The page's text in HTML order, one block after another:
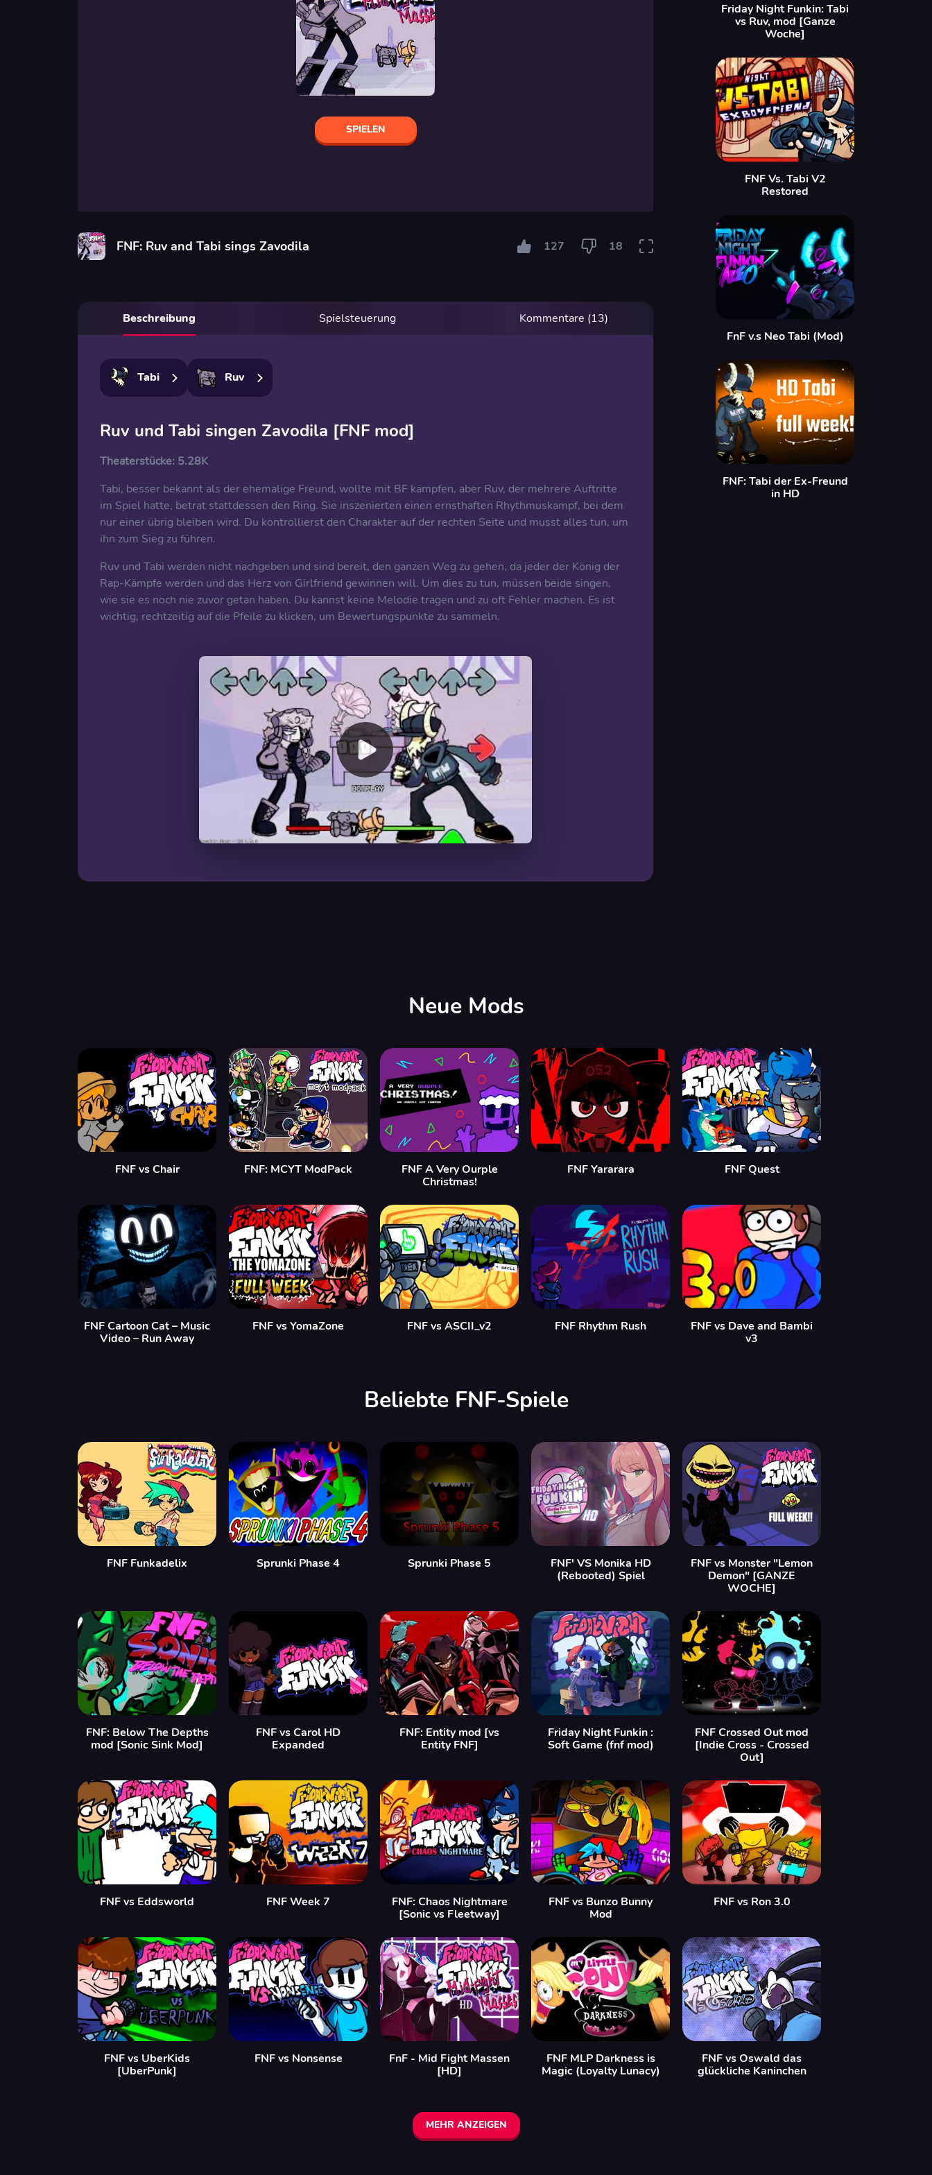
SPIELEN
FNF: Ruv and Tabi sings Zavodila 127 18
Beschreibung Spielsteuerung Kommentare (13)
Tabi Ruv
Ruv und Tabi singen Zavodila [FNF mod]
Theaterstücke: 5.28K
Tabi, besser bekannt als der ehemalige Freund, wollte mit BF kämpfen, aber Ruv, der mehrere Auftritte
im Spiel hatte, betrat stattdessen den Ring. Sie inszenierten einen ernsthaften Rhythmuskampf, bei dem
nur einer übrig bleiben wird. Du kontrollierst den Charakter auf der rechten Seite und musst alles tun, um
ihn zum Sieg zu führen.
Ruv und Tabi werden nicht nachgeben und sind bereit, den ganzen Weg zu gehen, da jeder der König der
Rap-Kämpfe werden und das Herz von Girlfriend gewinnen will. Um dies zu tun, müssen beide singen,
wie sie es noch nie zuvor getan haben. Du kannst keine Melodie tragen und zu oft Fehler machen. Es ist
wichtig, rechtzeitig auf die Pfeile zu klicken, um Bewertungspunkte zu sammeln.
Friday Night Funkin: Tabi
vs Ruv, mod [Ganze
Woche]
FNF Vs. Tabi V2
Restored
FnF v.s Neo Tabi (Mod)
FNF: Tabi der Ex-Freund
in HD
Neue Mods
FNF vs Chair FNF: MCYT ModPack
FNF A Very Ourple
Christmas!
FNF Yararara FNF Quest
FNF Cartoon Cat – Music
Video – Run Away
FNF vs YomaZone FNF vs ASCII_v2 FNF Rhythm Rush
FNF vs Dave and Bambi
v3
Beliebte FNF-Spiele
FNF Funkadelix Sprunki Phase 4 Sprunki Phase 5
FNF' VS Monika HD
(Rebooted) Spiel
FNF vs Monster "Lemon
Demon" [GANZE
WOCHE]
FNF: Below The Depths
mod [Sonic Sink Mod]
FNF vs Carol HD
Expanded
FNF: Entity mod [vs
Entity FNF]
Friday Night Funkin :
Soft Game (fnf mod)
FNF Crossed Out mod
[Indie Cross - Crossed
Out]
FNF vs Eddsworld FNF Week 7
FNF: Chaos Nightmare
[Sonic vs Fleetway]
FNF vs Bunzo Bunny
Mod
FNF vs Ron 3.0
FNF vs UberKids
[UberPunk]
FNF vs Nonsense
FnF - Mid Fight Massen
[HD]
FNF MLP Darkness is
Magic (Loyalty Lunacy)
FNF vs Oswald das
glückliche Kaninchen
MEHR ANZEIGEN